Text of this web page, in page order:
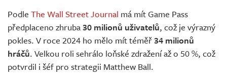
Podle The Wall Street Journal má mít Game Pass
předplaceno zhruba30 milionů uživatelů, což je výrazný
pokles. V roce 2024 ho mělo mít téměř34 milionů
hráčů. Velkou roli sehrálo loňské zdražení až o 50 %, což
potvrdil i šéf pro strategii Matthew Ball.